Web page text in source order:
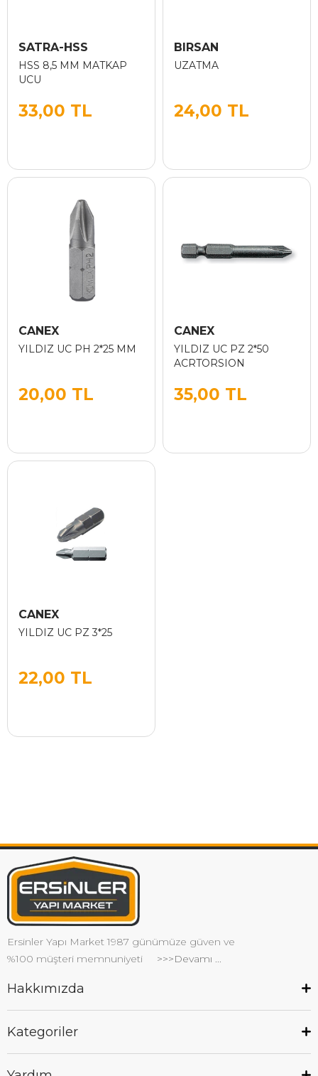
SATRA-HSS
HSS 8,5 MM MATKAP
UCU
33,00 TL
BIRSAN
UZATMA
24,00 TL
CANEX
YILDIZ UC PH 2*25 MM
20,00 TL
CANEX
YILDIZ UC PZ 2*50
ACRTORSION
35,00 TL
CANEX
YILDIZ UC PZ 3*25
22,00 TL
Ersinler Yapı Market 1987 günümüze güven ve
%100 müşteri memnuniyeti
>>>Devamı ...
Hakkımızda
Kategoriler